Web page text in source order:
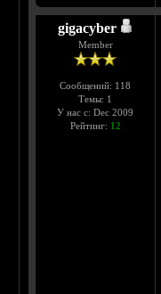
gigacyber
Member
Сообщений: 118
Темы: 1
У нас с: Dec 2009
Рейтинг: 12